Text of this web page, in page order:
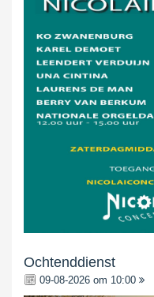
Ochtenddienst
09-08-2026 om 10:00